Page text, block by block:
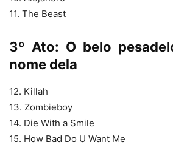
11. The Beast
3º Ato: O belo
nome dela
12. Killah
13. Zombieboy
14. Die With a Smile
15. How Bad Do U Want Me